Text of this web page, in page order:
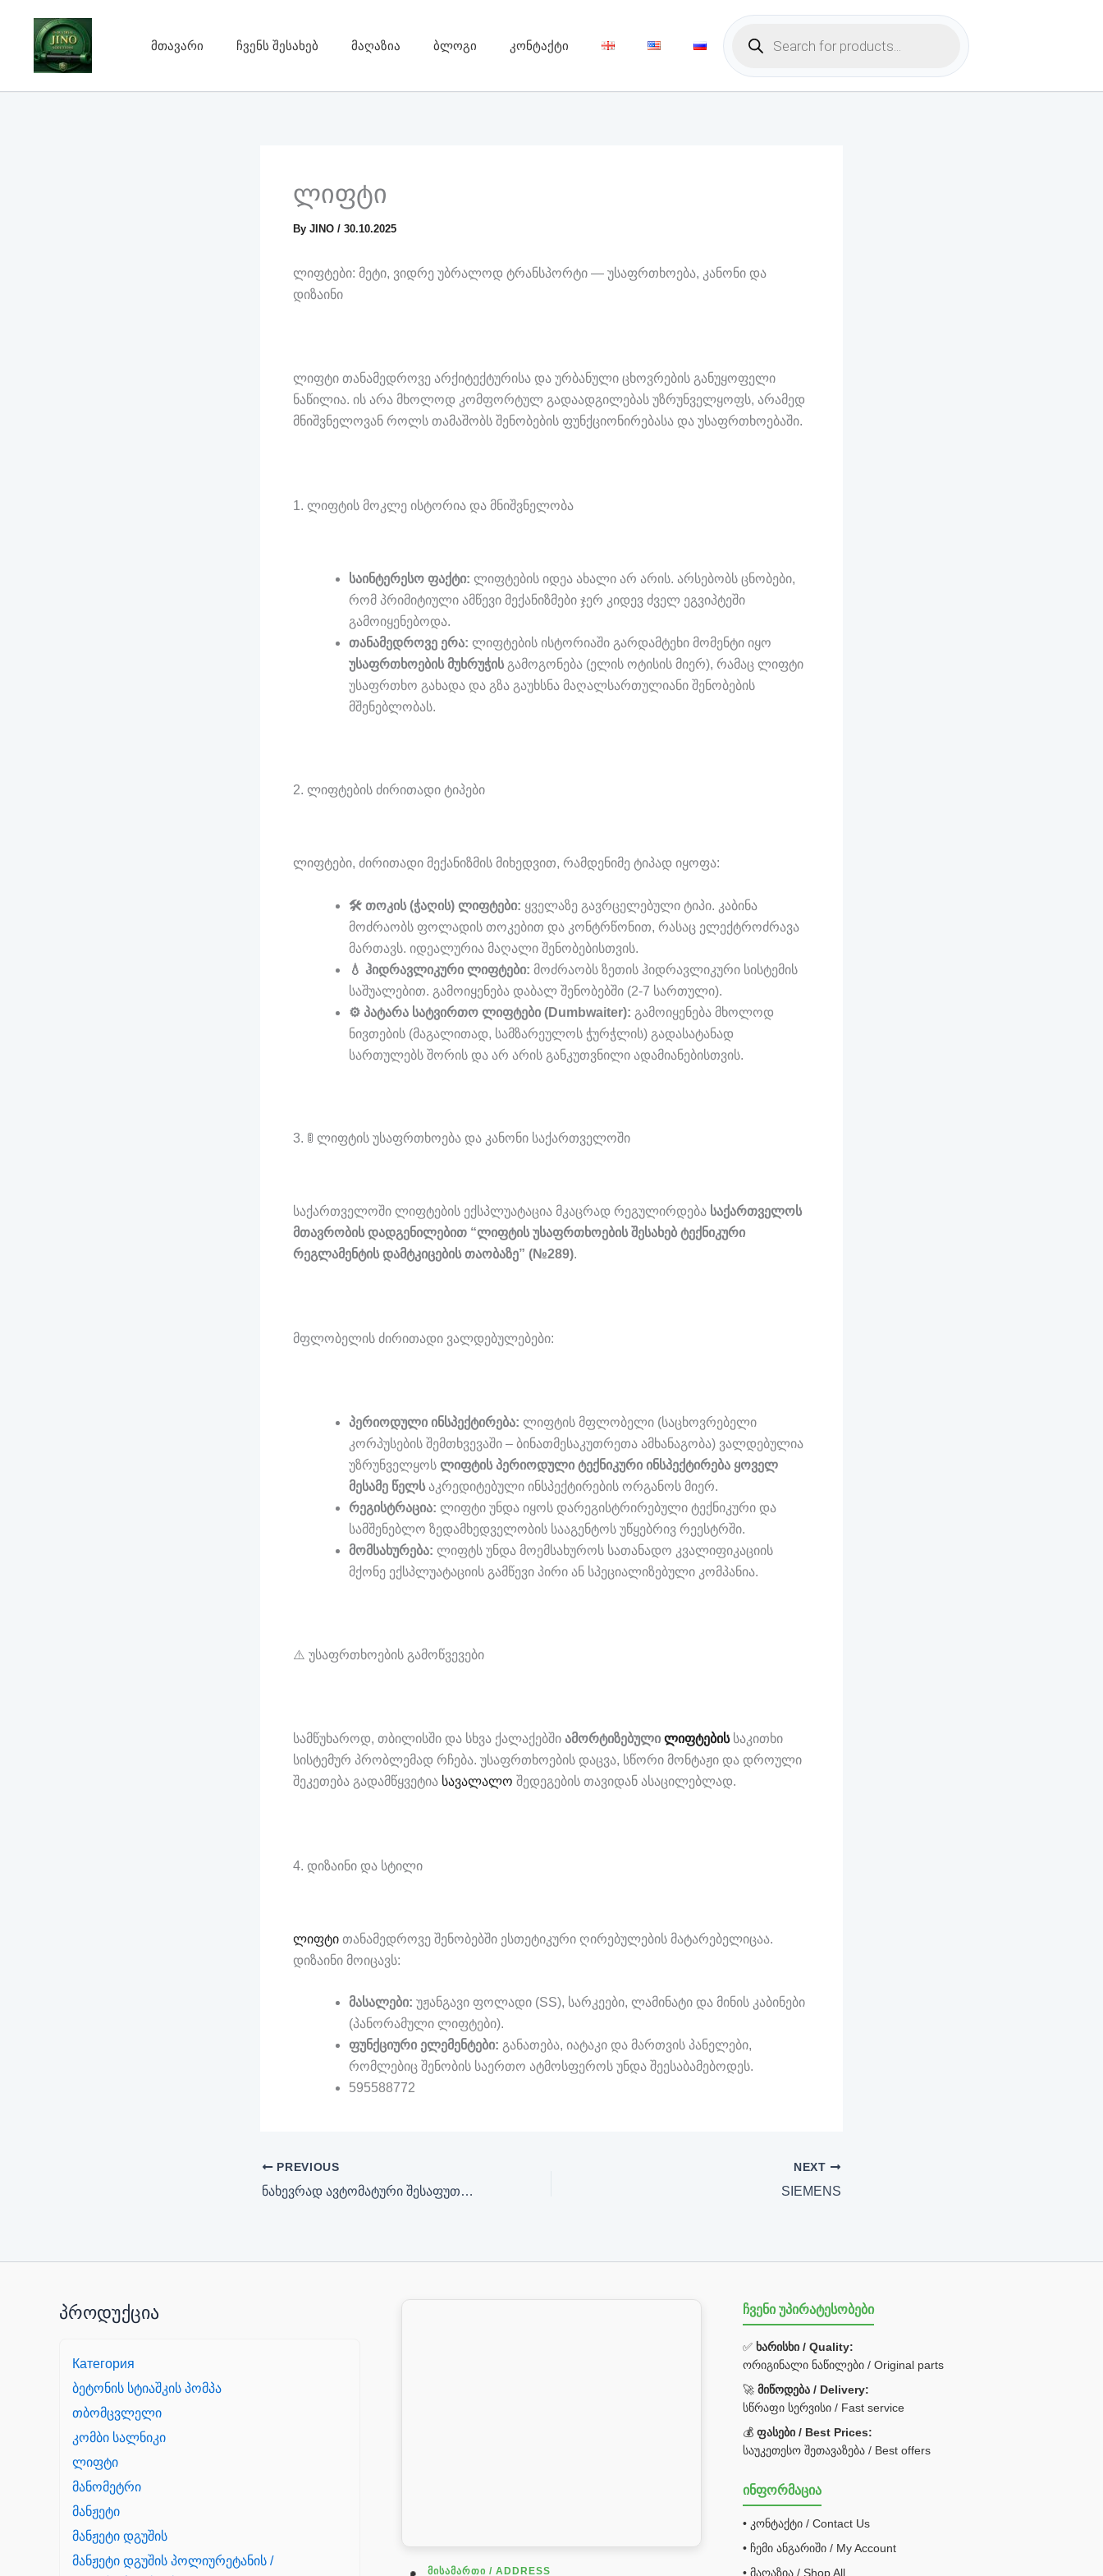
content
მთავარი ჩვენს შესახებ მაღაზია ბლოგი კონტაქტი
Products
search
ლიფტი
By JINO / 30.10.2025
ლიფტები: მეტი, ვიდრე უბრალოდ ტრანსპორტი — უსაფრთხოება, კანონი და
დიზაინი
ლიფტი თანამედროვე არქიტექტურისა და ურბანული ცხოვრების განუყოფელი
ნაწილია. ის არა მხოლოდ კომფორტულ გადაადგილებას უზრუნველყოფს, არამედ
მნიშვნელოვან როლს თამაშობს შენობების ფუნქციონირებასა და უსაფრთხოებაში.
1. ლიფტის მოკლე ისტორია და მნიშვნელობა
საინტერესო ფაქტი: ლიფტების იდეა ახალი არ არის. არსებობს ცნობები,
რომ პრიმიტიული ამწევი მექანიზმები ჯერ კიდევ ძველ ეგვიპტეში
გამოიყენებოდა.
თანამედროვე ერა: ლიფტების ისტორიაში გარდამტეხი მომენტი იყო
უსაფრთხოების მუხრუჭისგამოგონება (ელის ოტისის მიერ), რამაც ლიფტი
უსაფრთხო გახადა და გზა გაუხსნა მაღალსართულიანი შენობების
მშენებლობას.
2. ლიფტების ძირითადი ტიპები
ლიფტები, ძირითადი მექანიზმის მიხედვით, რამდენიმე ტიპად იყოფა:
🛠️ თოკის (ჭაღის) ლიფტები: ყველაზე გავრცელებული ტიპი. კაბინა
მოძრაობს ფოლადის თოკებით და კონტრწონით, რასაც ელექტროძრავა
მართავს. იდეალურია მაღალი შენობებისთვის.
💧 ჰიდრავლიკური ლიფტები: მოძრაობს ზეთის ჰიდრავლიკური სისტემის
საშუალებით. გამოიყენება დაბალ შენობებში (2-7 სართული).
⚙️ პატარა სატვირთო ლიფტები (Dumbwaiter): გამოიყენება მხოლოდ
ნივთების (მაგალითად, სამზარეულოს ჭურჭლის) გადასატანად
სართულებს შორის და არ არის განკუთვნილი ადამიანებისთვის.
3. 🚦 ლიფტის უსაფრთხოება და კანონი საქართველოში
საქართველოში ლიფტების ექსპლუატაცია მკაცრად რეგულირდება საქართველოს
მთავრობის დადგენილებით “ლიფტის უსაფრთხოების შესახებ ტექნიკური
რეგლამენტის დამტკიცების თაობაზე” (№289).
მფლობელის ძირითადი ვალდებულებები:
პერიოდული ინსპექტირება: ლიფტის მფლობელი (საცხოვრებელი
კორპუსების შემთხვევაში – ბინათმესაკუთრეთა ამხანაგობა) ვალდებულია
უზრუნველყოს ლიფტის პერიოდული ტექნიკური ინსპექტირება ყოველ
მესამე წელსაკრედიტებული ინსპექტირების ორგანოს მიერ.
რეგისტრაცია: ლიფტი უნდა იყოს დარეგისტრირებული ტექნიკური და
სამშენებლო ზედამხედველობის სააგენტოს უწყებრივ რეესტრში.
მომსახურება: ლიფტს უნდა მოემსახუროს სათანადო კვალიფიკაციის
მქონე ექსპლუატაციის გამწევი პირი ან სპეციალიზებული კომპანია.
⚠️ უსაფრთხოების გამოწვევები
სამწუხაროდ, თბილისში და სხვა ქალაქებში ამორტიზებული ლიფტებისსაკითხი
სისტემურ პრობლემად რჩება. უსაფრთხოების დაცვა, სწორი მონტაჟი და დროული
შეკეთება გადამწყვეტია სავალალო შედეგების თავიდან ასაცილებლად.
4. დიზაინი და სტილი
ლიფტი თანამედროვე შენობებში ესთეტიკური ღირებულების მატარებელიცაა.
დიზაინი მოიცავს:
მასალები: უჟანგავი ფოლადი (SS), სარკეები, ლამინატი და მინის კაბინები
(პანორამული ლიფტები).
ფუნქციური ელემენტები: განათება, იატაკი და მართვის პანელები,
რომლებიც შენობის საერთო ატმოსფეროს უნდა შეესაბამებოდეს.
595588772
PREVIOUS
ნახევრად ავტომატური შესაფუთი მანქანა Spinny S570 Datalogger 2
NEXT
SIEMENS
პროდუქცია
Категория
ბეტონის სტიაშკის პომპა
თბომცვლელი
კომბი სალნიკი
ლიფტი
მანომეტრი
მანჟეტი
მანჟეტი დგუშის
მანჟეტი დგუშის პოლიურეტანის /
ᲛᲘᲡᲐᲛᲐᲠᲗᲘ / ADDRESS
ჩვენი უპირატესობები
✅ ხარისხი / Quality:
ორიგინალი ნაწილები / Original parts
🚀მიწოდება / Delivery:
სწრაფი სერვისი / Fast service
💰ფასები / Best Prices:
საუკეთესო შეთავაზება / Best offers
ინფორმაცია
• კონტაქტი / Contact Us
• ჩემი ანგარიში / My Account
• მაღაზია / Shop All